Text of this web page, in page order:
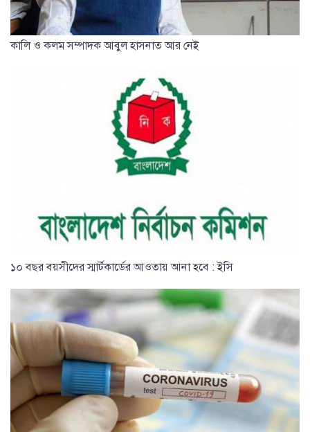
কালি ও কলম সম্পাদক আবুল হাসনাত আর নেই
১০ বছর বয়সীদের স্মার্টকার্ডের আওতায় আনা হবে : ইসি